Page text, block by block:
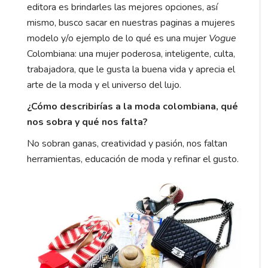
editora es brindarles las mejores opciones, así
mismo, busco sacar en nuestras paginas a mujeres
modelo y/o ejemplo de lo qué es una mujer Vogue
Colombiana: una mujer poderosa, inteligente, culta,
trabajadora, que le gusta la buena vida y aprecia el
arte de la moda y el universo del lujo.
¿Cómo describirías a la moda colombiana, qué
nos sobra y qué nos falta?
No sobran ganas, creatividad y pasión, nos faltan
herramientas, educación de moda y refinar el gusto.